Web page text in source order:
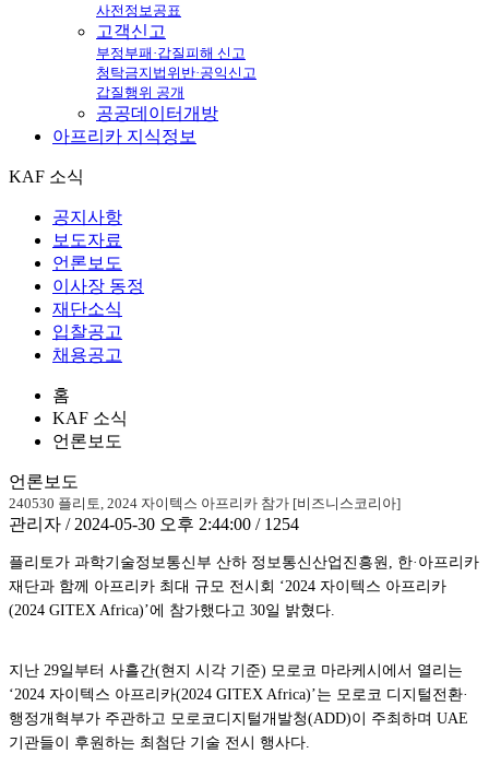
사전정보공표
고객신고
부정부패·갑질피해 신고
청탁금지법위반·공익신고
갑질행위 공개
공공데이터개방
아프리카 지식정보
KAF 소식
공지사항
보도자료
언론보도
이사장 동정
재단소식
입찰공고
채용공고
홈
KAF 소식
언론보도
언론보도
240530 플리토, 2024 자이텍스 아프리카 참가 [비즈니스코리아]
관리자 / 2024-05-30 오후 2:44:00 / 1254
플리토가 과학기술정보통신부 산하 정보통신산업진흥원, 한·아프리카
재단과 함께 아프리카 최대 규모 전시회 ‘2024 자이텍스 아프리카
(2024 GITEX Africa)’에 참가했다고 30일 밝혔다.
지난 29일부터 사흘간(현지 시각 기준) 모로코 마라케시에서 열리는
‘2024 자이텍스 아프리카(2024 GITEX Africa)’는 모로코 디지털전환·
행정개혁부가 주관하고 모로코디지털개발청(ADD)이 주최하며 UAE
기관들이 후원하는 최첨단 기술 전시 행사다.